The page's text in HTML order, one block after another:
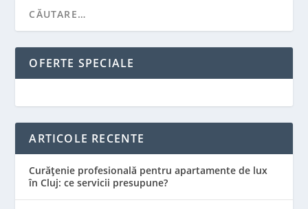
OFERTE SPECIALE
ARTICOLE RECENTE
Curățenie profesională pentru apartamente de lux
în Cluj: ce servicii presupune?